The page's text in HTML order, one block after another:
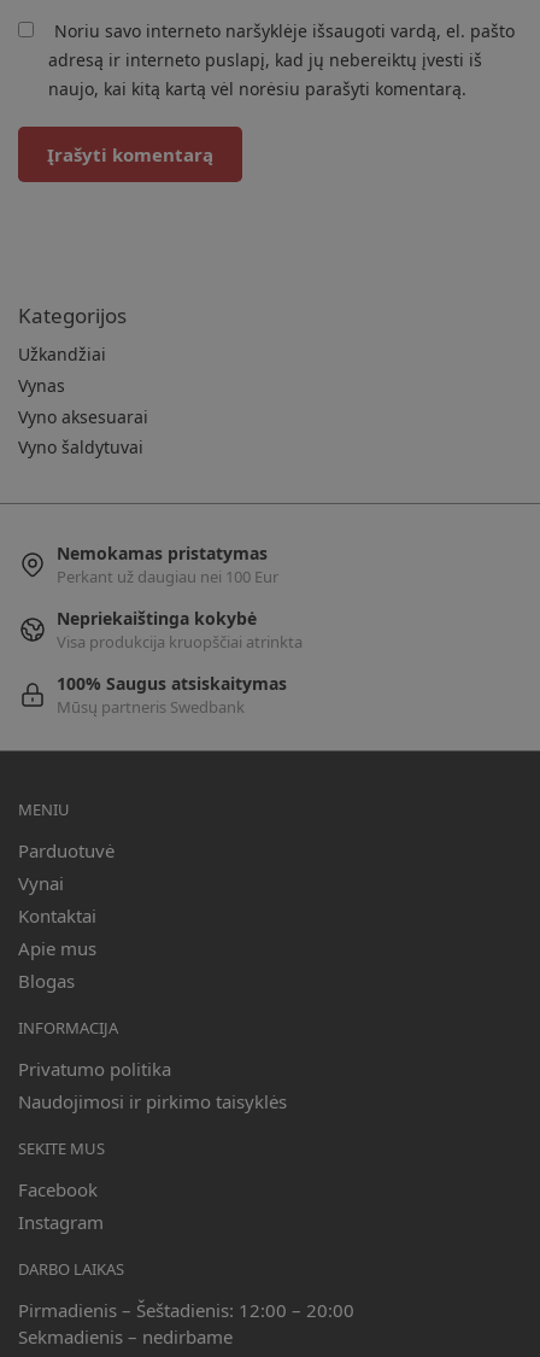
Noriu savo interneto naršyklėje išsaugoti vardą, el. pašto
adresą ir interneto puslapį, kad jų nebereiktų įvesti iš
naujo, kai kitą kartą vėl norėsiu parašyti komentarą.
Kategorijos
Užkandžiai
Vynas
Vyno aksesuarai
Vyno šaldytuvai
Nemokamas pristatymas
Perkant už daugiau nei 100 Eur
Nepriekaištinga kokybė
Visa produkcija kruopščiai atrinkta
100% Saugus atsiskaitymas
Mūsų partneris Swedbank
MENIU
Parduotuvė
Vynai
Kontaktai
Apie mus
Blogas
INFORMACIJA
Privatumo politika
Naudojimosi ir pirkimo taisyklės
SEKITE MUS
Facebook
Instagram
DARBO LAIKAS
Pirmadienis – Šeštadienis: 12:00 – 20:00
Sekmadienis – nedirbame